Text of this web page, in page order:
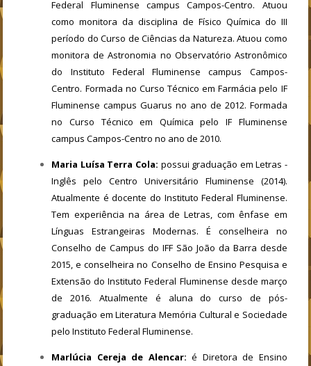
Federal Fluminense campus Campos-Centro. Atuou
como monitora da disciplina de Físico Química do III
período do Curso de Ciências da Natureza. Atuou como
monitora de Astronomia no Observatório Astronômico
do Instituto Federal Fluminense campus Campos-
Centro. Formada no Curso Técnico em Farmácia pelo IF
Fluminense campus Guarus no ano de 2012. Formada
no Curso Técnico em Química pelo IF Fluminense
campus Campos-Centro no ano de 2010.
Maria Luísa Terra Cola: possui graduação em Letras -
Inglês pelo Centro Universitário Fluminense (2014).
Atualmente é docente do Instituto Federal Fluminense.
Tem experiência na área de Letras, com ênfase em
Línguas Estrangeiras Modernas. É conselheira no
Conselho de Campus do IFF São João da Barra desde
2015, e conselheira no Conselho de Ensino Pesquisa e
Extensão do Instituto Federal Fluminense desde março
de 2016. Atualmente é aluna do curso de pós-
graduação em Literatura Memória Cultural e Sociedade
pelo Instituto Federal Fluminense.
Marlúcia Cereja de Alencar: é Diretora de Ensino